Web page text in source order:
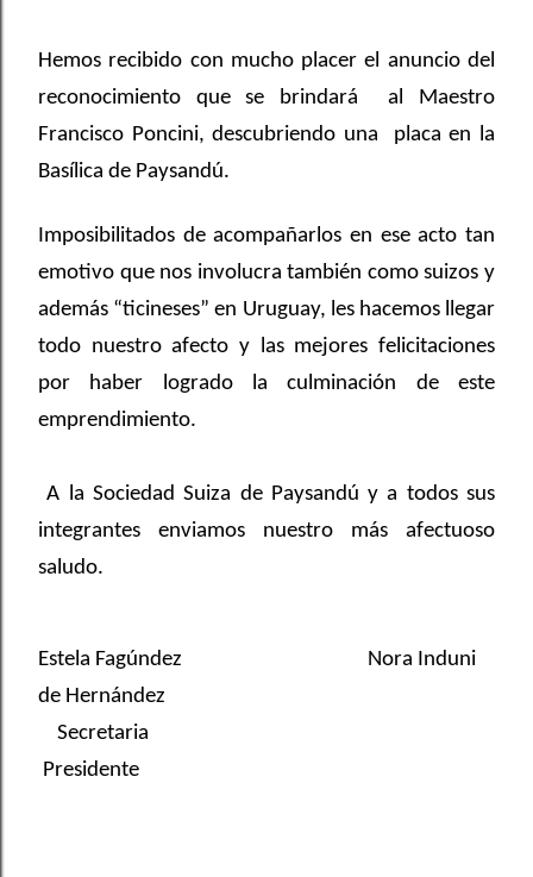
Hemos recibido con mucho placer el anuncio del
reconocimiento que se brindará
al Maestro
Francisco Poncini, descubriendo una placa en la
Basílica de Paysandú.
Imposibilitados de acompañarlos en ese acto tan
emotivo que nos involucra también como suizos y
además “ticineses” en Uruguay, les hacemos llegar
todo nuestro afecto y las mejores felicitaciones
por haber logrado la culminación de este
emprendimiento.
A la Sociedad Suiza de Paysandú y a todos sus
integrantes enviamos nuestro más afectuoso
saludo.
Estela Fagúndez
Nora Induni
de Hernández
Secretaria
Presidente